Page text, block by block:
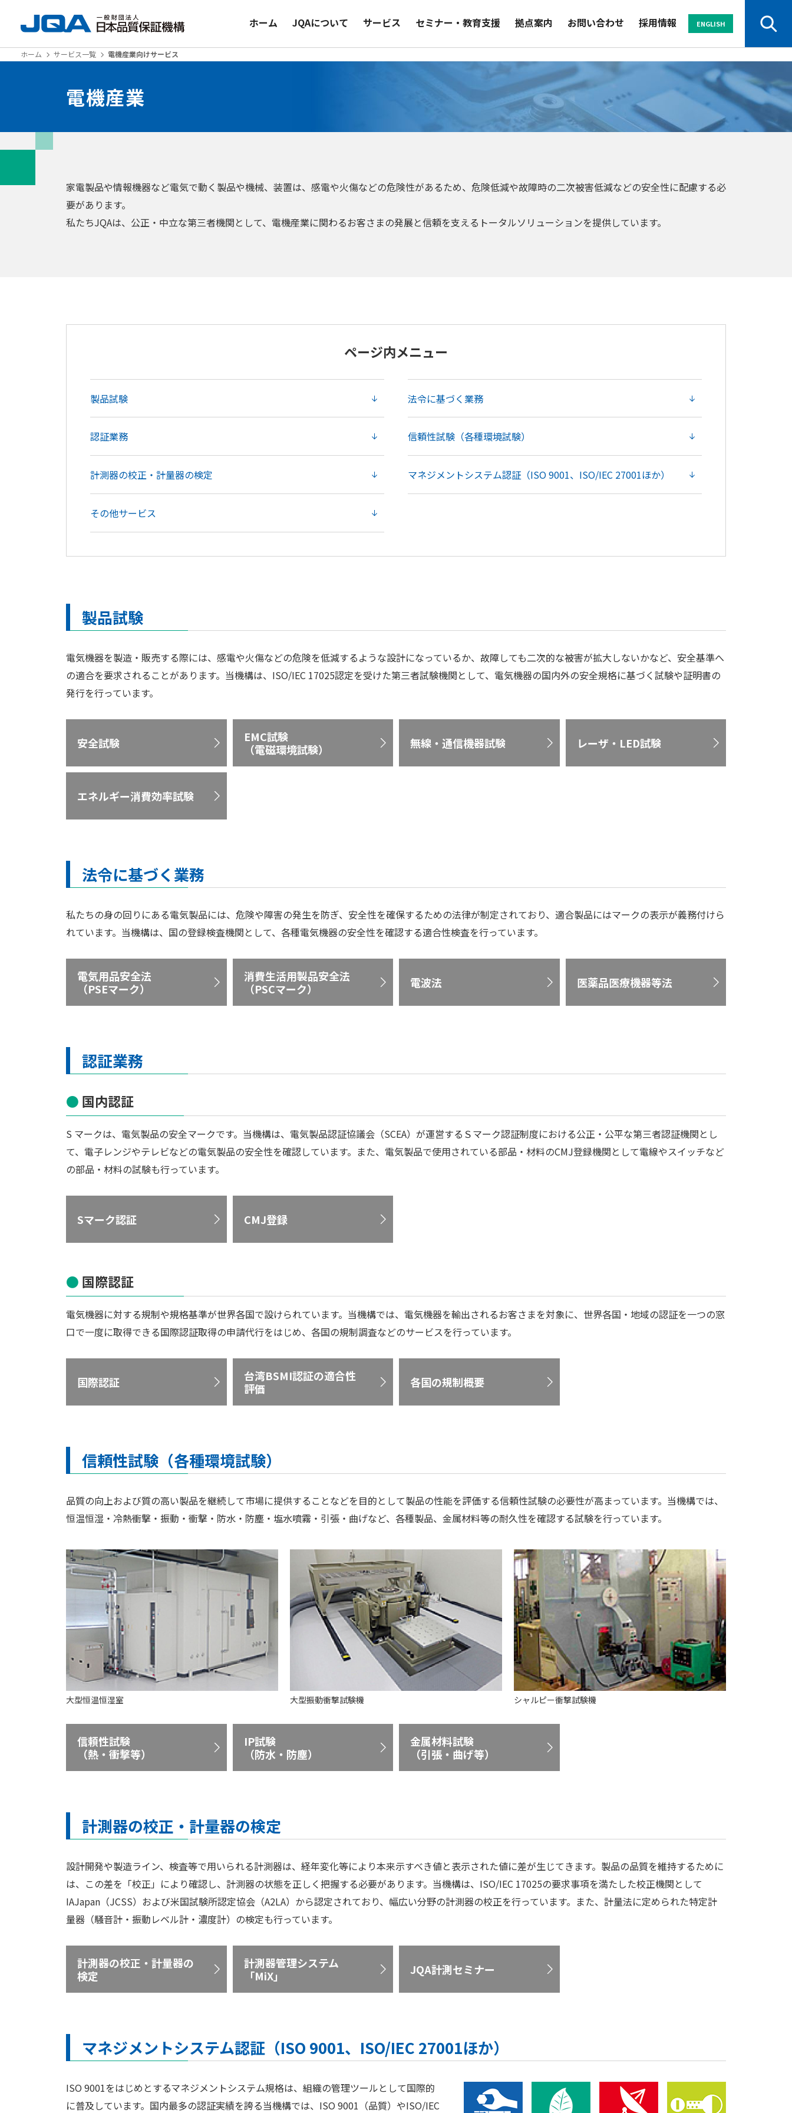
ホーム JQAについて サービス セミナー・教育支援 拠点案内 お問い合わせ 採用情報 ENGLISH
サービスから探す
業界から探す
セミナー
資料
ホーム サービス一覧 電機産業向けサービス
電機産業
家電製品や情報機器など電気で動く製品や機械、装置は、感電や火傷などの危険性があるため、危険低減や故障時の二次被害低減などの安全性に配慮する必
要があります。
私たちJQAは、公正・中立な第三者機関として、電機産業に関わるお客さまの発展と信頼を支えるトータルソリューションを提供しています。
ページ内メニュー
製品試験 法令に基づく業務
認証業務 信頼性試験（各種環境試験）
計測器の校正・計量器の検定 マネジメントシステム認証 （ISO 9001、ISO/IEC 27001ほか）
その他サービス
製品試験
電気機器を製造・販売する際には、感電や火傷などの危険を低減するような設計になっているか、故障しても二次的な被害が拡大しないかなど、安全基準へ
の適合を要求されることがあります。当機構は、ISO/IEC 17025認定を受けた第三者試験機関として、電気機器の国内外の安全規格に基づく試験や証明書の
発行を行っています。
安全試験
EMC試験
（電磁環境試験）
無線・通信機器試験 レーザ・LED試験
エネルギー消費効率試験
法令に基づく業務
私たちの身の回りにある電気製品には、危険や障害の発生を防ぎ、安全性を確保するための法律が制定されており、適合製品にはマークの表示が義務付けら
れています。当機構は、国の登録検査機関として、各種電気機器の安全性を確認する適合性検査を行っています。
電気用品安全法
（PSEマーク）
消費生活用製品安全法
（PSCマーク）
電波法 医薬品医療機器等法
認証業務
国内認証
S マークは、電気製品の安全マークです。当機構は、電気製品認証協議会（SCEA）が運営するＳマーク認証制度における公正・公平な第三者認証機関とし
て、電子レンジやテレビなどの電気製品の安全性を確認しています。また、電気製品で使用されている部品・材料のCMJ登録機関として電線やスイッチなど
の部品・材料の試験も行っています。
Sマーク認証 CMJ登録
国際認証
電気機器に対する規制や規格基準が世界各国で設けられています。当機構では、電気機器を輸出されるお客さまを対象に、世界各国・地域の認証を一つの窓
口で一度に取得できる国際認証取得の申請代行をはじめ、各国の規制調査などのサービスを行っています。
国際認証
台湾BSMI認証の適合性
評価
各国の規制概要
信頼性試験（各種環境試験）
品質の向上および質の高い製品を継続して市場に提供することなどを目的として製品の性能を評価する信頼性試験の必要性が高まっています。当機構では、
恒温恒湿・冷熱衝撃・振動・衝撃・防水・防塵・塩水噴霧・引張・曲げなど、各種製品、金属材料等の耐久性を確認する試験を行っています。
大型恒温恒湿室 大型振動衝撃試験機 シャルピー衝撃試験機
信頼性試験
（熱・衝撃等）
IP試験
（防水・防塵）
金属材料試験
（引張・曲げ等）
計測器の校正・計量器の検定
設計開発や製造ライン、検査等で用いられる計測器は、経年変化等により本来示すべき値と表示された値に差が生じてきます。製品の品質を維持するために
は、この差を「校正」により確認し、計測器の状態を正しく把握する必要があります。当機構は、ISO/IEC 17025の要求事項を満たした校正機関として
IAJapan（JCSS）および米国試験所認定協会（A2LA）から認定されており、幅広い分野の計測器の校正を行っています。また、計量法に定められた特定計
量器（騒音計・振動レベル計・濃度計）の検定も行っています。
計測器の校正・計量器の
検定
計測器管理システム
「MiX」
JQA計測セミナー
マネジメントシステム認証（ISO 9001、ISO/IEC 27001ほか）
ISO 9001をはじめとするマネジメントシステム規格は、組織の管理ツールとして国際的
に普及しています。国内最多の認証実績を誇る当機構では、ISO 9001（品質）やISO/IEC